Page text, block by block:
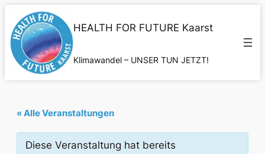
HEALTH FOR FUTURE Kaarst
Klimawandel – UNSER TUN JETZT!
« Alle Veranstaltungen
Diese Veranstaltung hat bereits